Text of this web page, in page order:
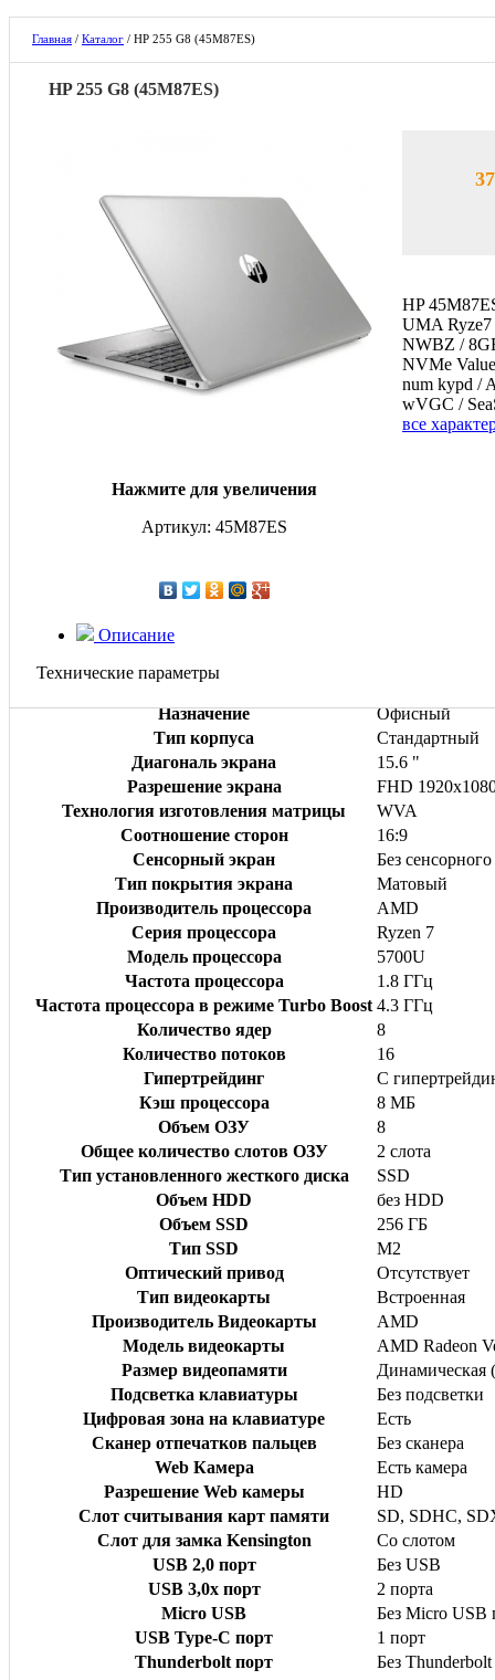
Главная / Каталог / HP 255 G8 (45M87ES)
HP 255 G8 (45M87ES)
Нажмите для увеличения
Артикул: 45M87ES
HP
UMA Ryze7
NWBZ /
NVMe
num kypd /
wVGC /
все
Описание
Технические параметры
Назначение
Офисный
Тип корпуса
Стандартный
Диагональ экрана
15.6 "
Разрешение экрана
FHD
Технология изготовления матрицы
WVA
Соотношение сторон
16:9
Сенсорный экран
Без
Тип покрытия экрана
Матовый
Производитель процессора
AMD
Серия процессора
Ryzen 7
Модель процессора
5700U
Частота процессора
1.8 ГГц
Частота процессора в режиме Turbo Boost 4.3 ГГц
Количество ядер
8
Количество потоков
16
Гипертрейдинг
С
Кэш процессора
8 МБ
Объем ОЗУ
8
Общее количество слотов ОЗУ
2 слота
Тип установленного жесткого диска
SSD
Объем HDD
без HDD
Объем SSD
256 ГБ
Тип SSD
M2
Оптический привод
Отсутствует
Тип видеокарты
Встроенная
Производитель Видеокарты
AMD
Модель видеокарты
AMD Radeon
Размер видеопамяти
Динамическая
Подсветка клавиатуры
Без подсветки
Цифровая зона на клавиатуре
Есть
Сканер отпечатков пальцев
Без сканера
Web Камера
Есть камера
Разрешение Web камеры
HD
Слот считывания карт памяти
SD, SDHC,
Слот для замка Kensington
Со слотом
USB 2,0 порт
Без USB
USB 3,0x порт
2 порта
Micro USB
Без Micro USB
USB Type-C порт
1 порт
Thunderbolt порт
Без Thunderbolt